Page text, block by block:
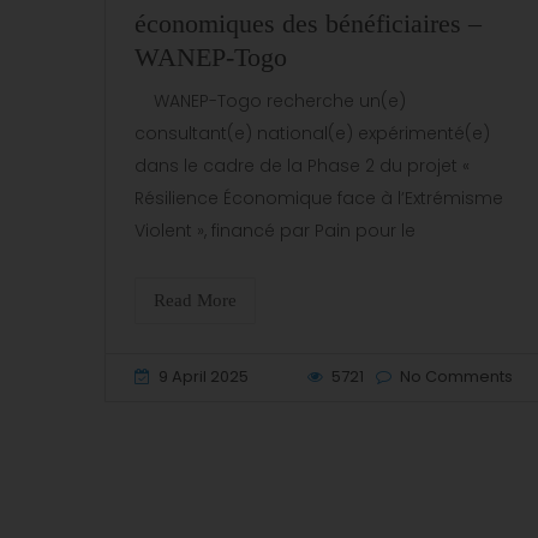
économiques des bénéficiaires –
WANEP-Togo
WANEP-Togo recherche un(e)
consultant(e) national(e) expérimenté(e)
dans le cadre de la Phase 2 du projet «
Résilience Économique face à l’Extrémisme
Violent », financé par Pain pour le
Read More
9 April 2025 5721 No Comments